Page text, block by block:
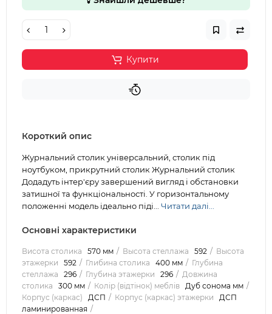
Купити
Короткий опис
Журнальний столик універсальний, столик під
ноутбуком, прикрутний столик Журнальний столик
Додадуть інтер'єру завершений вигляд і обстановки
затишної та функціональності. У горизонтальному
положенні модель ідеально піді... Читати далі...
Основні характеристики
Висота столика 570 мм Высота стеллажа 592
Высота
этажерки
592 Глибина столика 400 мм
Глубина
стеллажа
296 Глубина этажерки 296
Довжина
столика
300 мм Колір (відтінок) меблів Дуб сонома мм
Корпус (каркас)
ДСП Корпус (каркас) этажерки
ДСП
ламинированная